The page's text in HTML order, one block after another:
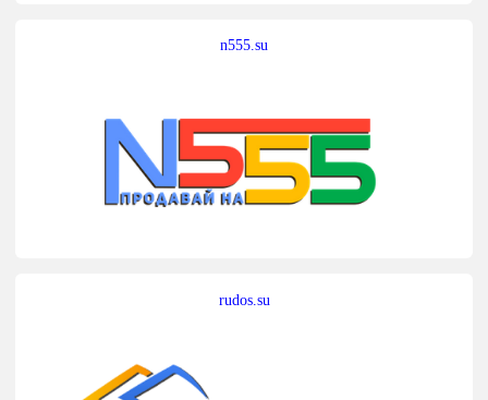
n555.su
rudos.su